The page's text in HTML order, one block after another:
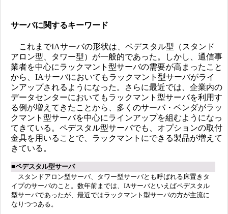
サーバに関するキーワード
これまでIAサーバの形状は、ペデスタル型（スタンド
アロン型、タワー型）が一般的であった。しかし、通信事
業者を中心にラックマント型サーバの需要が高まったこと
から、IAサーバにおいてもラックマント型サーバがライ
ンアップされるようになった。さらに最近では、企業内の
データセンターにおいてもラックマント型サーバを利用す
る例が増えてきたことから、多くのサーバ・ベンダがラッ
クマント型サーバを中心にラインアップを組むようになっ
てきている。ペデスタル型サーバでも、オプションの取付
金具を用いることで、ラックマントにできる製品が増えて
きている。
■ペデスタル型サーバ
スタンドアロン型サーバ、タワー型サーバとも呼ばれる床置きタ
イプのサーバのこと。数年前までは、IAサーバといえばペデスタル
型サーバであったが、最近ではラックマント型サーバの方が主流に
なりつつある。